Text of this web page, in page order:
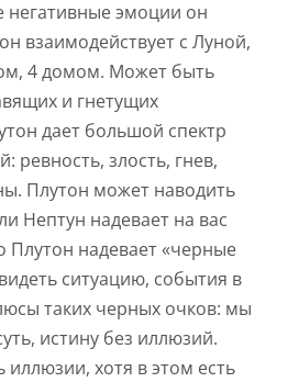
негативные эмоции он
взаимодействует с Луной,
4 домом. Может быть
и гнетущих
дает большой спектр
ревность, злость, гнев,
Плутон может наводить
Нептун надевает на вас
Плутон надевает «черные
ситуацию, события в
таких черных очков: мы
истину без иллюзий.
хотя в этом есть